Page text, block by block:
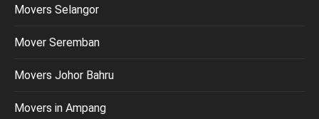
Movers Selangor
Mover Seremban
Movers Johor Bahru
Movers in Ampang